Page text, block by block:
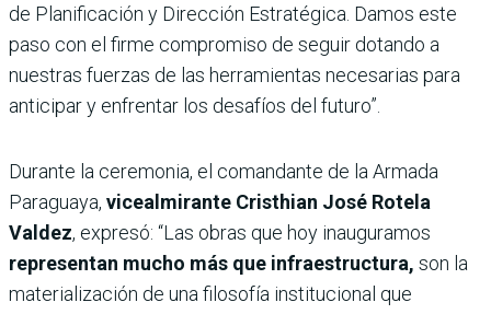
de Planificación y Dirección Estratégica. Damos este
paso con el firme compromiso de seguir dotando a
nuestras fuerzas de las herramientas necesarias para
anticipar y enfrentar los desafíos del futuro”.
Durante la ceremonia, el comandante de la Armada
Paraguaya, vicealmirante Cristhian José Rotela
Valdez, expresó: “Las obras que hoy inauguramos
representan mucho más que infraestructura, son la
materialización de una filosofía institucional que